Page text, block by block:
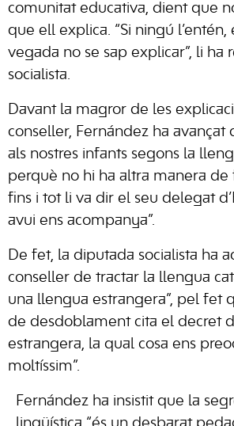
comunitat educativa, dient que
que ell explica. “Si ningú l’entén,
vegada no se sap explicar”, li ha
socialista.
Davant la magror de les
conseller, Fernández ha avançat
als nostres infants segons la
perquè no hi ha altra manera de
fins i tot li va dir el seu delegat
avui ens acompanya”.
De fet, la diputada socialista ha
conseller de tractar la llengua
una llengua estrangera”, pel fet
de desdoblament cita el decret
estrangera, la qual cosa ens
moltíssim”.
Fernández ha insistit que la